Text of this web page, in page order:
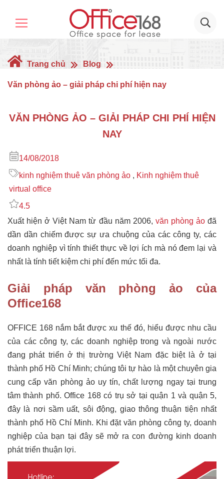
Trang chủ Blog
Văn phòng ảo – giải pháp chi phí hiện nay
VĂN PHÒNG ẢO – GIẢI PHÁP CHI PHÍ HIỆN
NAY
14/08/2018
kinh nghiệm thuê văn phòng ảo , Kinh nghiệm thuê
virtual office
4.5
Xuất hiện ở Việt Nam từ đầu năm 2006, văn phòng ảođã
dần dần chiếm được sự ưa chuộng của các công ty, các
doanh nghiệp vì tính thiết thực về lợi ích mà nó đem lại và
nhất là tính tiết kiệm chi phí đến mức tối đa.
Giải pháp văn phòng ảo của
Office168
OFFICE 168 nắm bắt được xu thế đó, hiểu được nhu cầu
của các công ty, các doanh nghiệp trong và ngoài nước
đang phát triển ở thị trường Việt Nam đặc biệt là ở tại
thành phố Hồ Chí Minh; chúng tôi tự hào là một chuyên gia
cung cấp văn phòng ảo uy tín, chất lượng ngay tại trung
tâm thành phố. Office 168 có trụ sở tại quận 1 và quận 5,
đây là nơi sầm uất, sôi động, giao thông thuận tiện nhất
thành phố Hồ Chí Minh. Khi đặt văn phòng công ty, doanh
nghiệp của bạn tại đây sẽ mở ra con đường kinh doanh
phát triển thuận lợi.